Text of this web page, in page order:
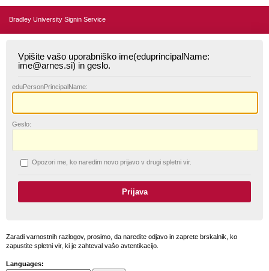
Bradley University Signin Service
Vpišite vašo uporabniško ime(eduprincipalName:
ime@arnes.si) in geslo.
eduPersonPrincipalName:
Geslo:
Opozori me, ko naredim novo prijavo v drugi spletni vir.
Zaradi varnostnih razlogov, prosimo, da naredite odjavo in zaprete brskalnik, ko
zapustite spletni vir, ki je zahteval vašo avtentikacijo.
Languages: